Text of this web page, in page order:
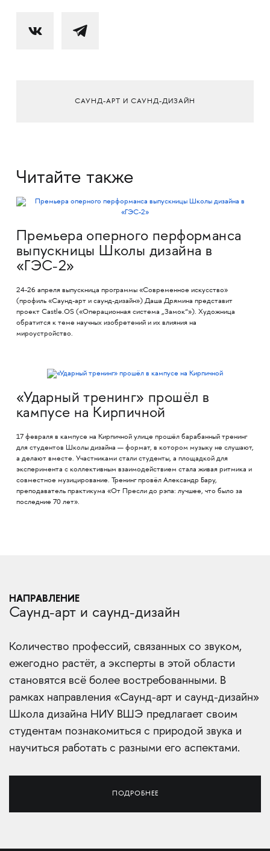
САУНД-АРТ И САУНД-ДИЗАЙН
Читайте также
Премьера оперного перформанса
выпускницы Школы дизайна в
«ГЭС-2»
24-26 апреля выпускница программы «Современное искусство»
(профиль «Саунд-арт и саунд-дизайн») Даша Дрямина представит
проект Castle.OS («Операционная система „Замок“»). Художница
обратится к теме научных изобретений и их влияния на
мироустройство.
«Ударный тренинг» прошёл в
кампусе на Кирпичной
17 февраля в кампусе на Кирпичной улице прошёл барабанный тренинг
для студентов Школы дизайна — формат, в котором музыку не слушают,
а делают вместе. Участниками стали студенты, а площадкой для
эксперимента с коллективным взаимодействием стала живая ритмика и
совместное музицирование. Тренинг провёл Александр Бару,
преподаватель практикума «От Пресли до рэпа: лучшее, что было за
последние 70 лет».
НАПРАВЛЕНИЕ
Саунд-арт и саунд-дизайн
Количество профессий, связанных со звуком,
ежегодно растёт, а эксперты в этой области
становятся всё более востребованными. В
рамках направления «Саунд-арт и саунд-дизайн»
Школа дизайна НИУ ВШЭ предлагает своим
студентам познакомиться с природой звука и
научиться работать с разными его аспектами.
ПОДРОБНЕЕ